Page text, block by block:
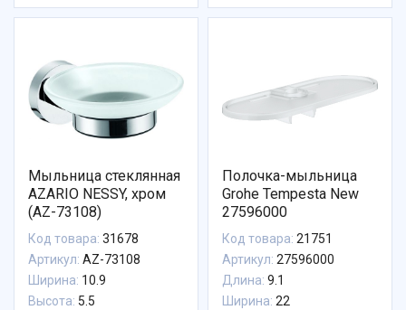
Мыльница стеклянная
AZARIO NESSY, хром
(AZ-73108)
Код товара: 31678
Артикул: AZ-73108
Ширина: 10.9
Высота: 5.5
Полочка-мыльница
Grohe Tempesta New
27596000
Код товара: 21751
Артикул: 27596000
Длина: 9.1
Ширина: 22